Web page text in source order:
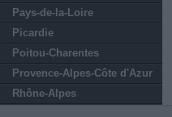
Pays-de-la-Loire
Picardie
Poitou-Charentes
Provence-Alpes-Côte d'Azur
Rhône-Alpes